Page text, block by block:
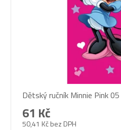
Dětský ručník Minnie Pink
50,41 Kč bez DPH
61 Kč